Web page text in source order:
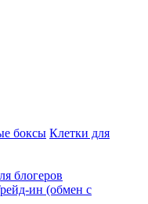
боксы Клетки для
блогеров
ин (обмен с